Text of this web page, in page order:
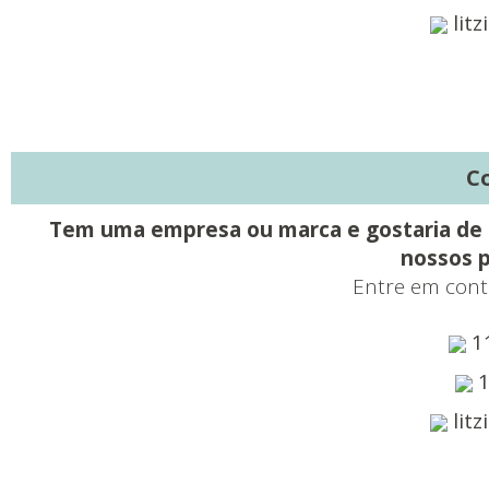
Tem uma empresa ou marca e gostaria
nossos
Entre em